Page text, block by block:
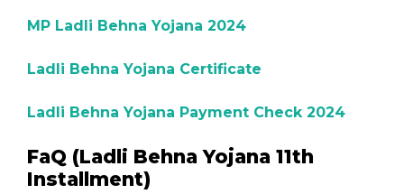
MP Ladli Behna Yojana 2024
Ladli Behna Yojana Certificate
Ladli Behna Yojana Payment Check 2024
FaQ (Ladli Behna Yojana 11th
Installment)